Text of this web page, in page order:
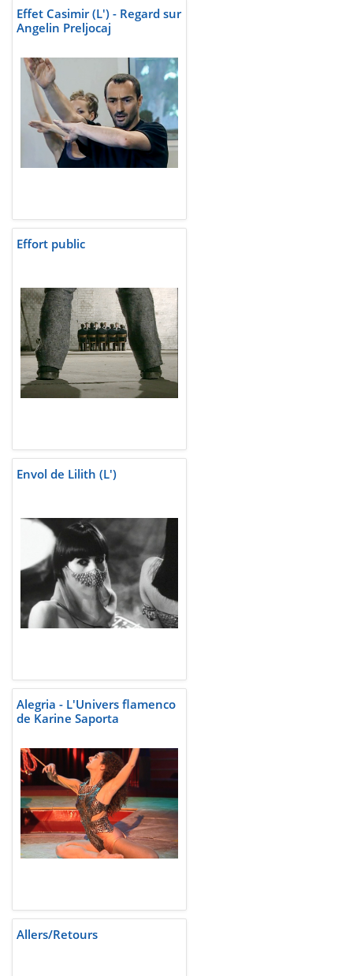
Effet Casimir (L') - Regard sur
Angelin Preljocaj
Effort public
Envol de Lilith (L')
Alegria - L'Univers flamenco
de Karine Saporta
Allers/Retours